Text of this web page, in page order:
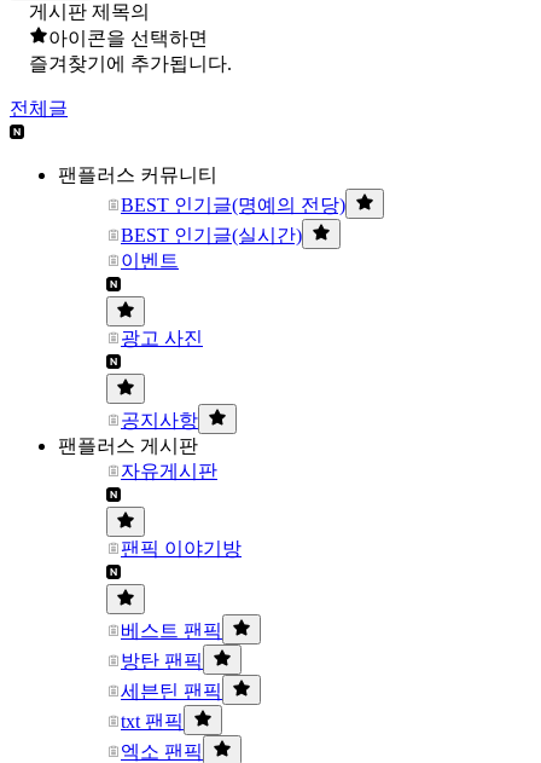
게시판 제목의
아이콘을 선택하면
즐겨찾기에 추가됩니다.
전체글
팬플러스 커뮤니티
BEST 인기글(명예의 전당)
BEST 인기글(실시간)
이벤트
광고 사진
공지사항
팬플러스 게시판
자유게시판
팬픽 이야기방
베스트 팬픽
방탄 팬픽
세븐틴 팬픽
txt 팬픽
엑소 팬픽